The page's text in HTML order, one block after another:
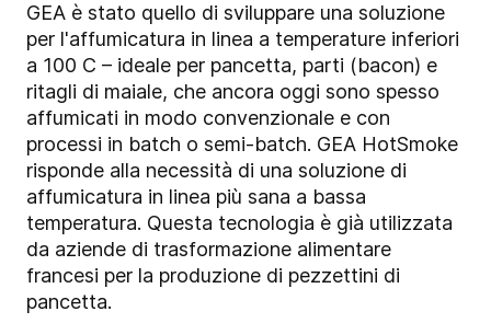
GEA è stato quello di sviluppare una soluzione
per l'affumicatura in linea a temperature inferiori
a 100 C – ideale per pancetta, parti (bacon) e
ritagli di maiale, che ancora oggi sono spesso
affumicati in modo convenzionale e con
processi in batch o semi-batch. GEA HotSmoke
risponde alla necessità di una soluzione di
affumicatura in linea più sana a bassa
temperatura. Questa tecnologia è già utilizzata
da aziende di trasformazione alimentare
francesi per la produzione di pezzettini di
pancetta.